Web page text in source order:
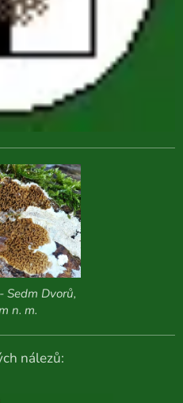
Sedm Dvorů,
n. m.
nálezů: